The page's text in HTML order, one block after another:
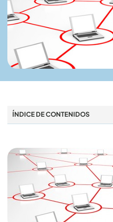
ÍNDICE DE CONTENIDOS